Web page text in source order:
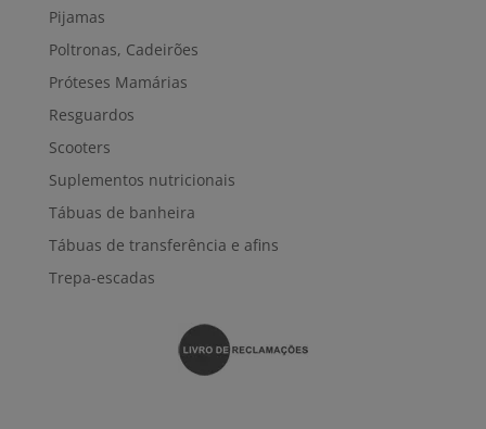
Pijamas
Poltronas, Cadeirões
Próteses Mamárias
Resguardos
Scooters
Suplementos nutricionais
Tábuas de banheira
Tábuas de transferência e afins
Trepa-escadas